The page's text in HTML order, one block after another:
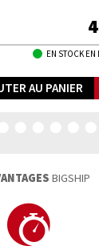
4
EN STOCK EN
AU PANIER
BIGSHIP